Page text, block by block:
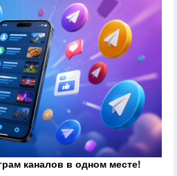
каналов в одном месте!